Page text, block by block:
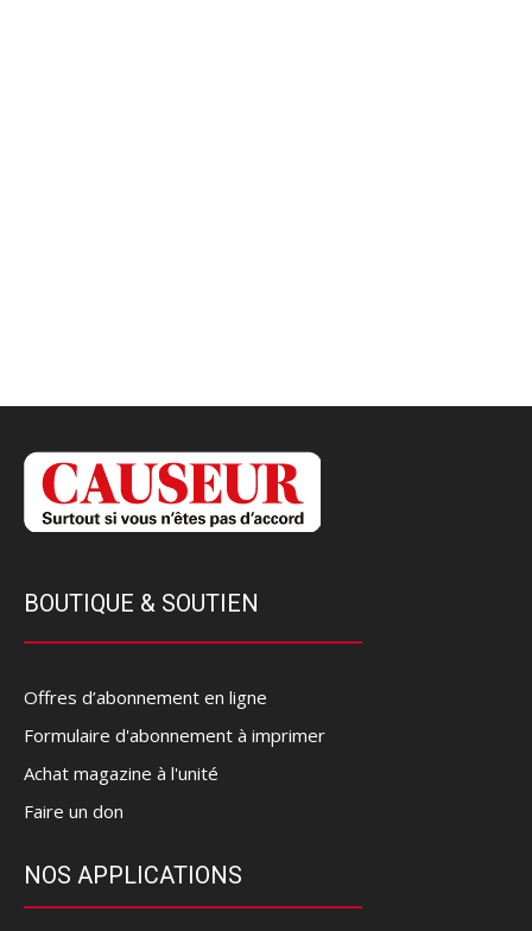
BOUTIQUE & SOUTIEN
Offres d’abonnement en ligne
Formulaire d'abonnement à imprimer
Achat magazine à l'unité
Faire un don
NOS APPLICATIONS